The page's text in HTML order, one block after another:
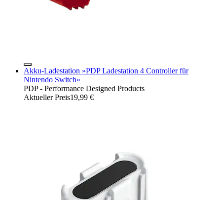
Akku-Ladestation »PDP Ladestation 4 Controller für
Nintendo Switch«
PDP - Performance Designed Products
Aktueller Preis19,99 €